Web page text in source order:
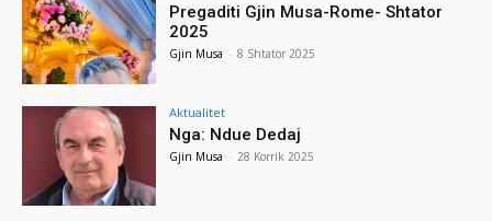
Pregaditi Gjin Musa-Rome- Shtator
2025
Gjin Musa - 8 Shtator 2025
Aktualitet
Nga: Ndue Dedaj
Gjin Musa - 28 Korrik 2025